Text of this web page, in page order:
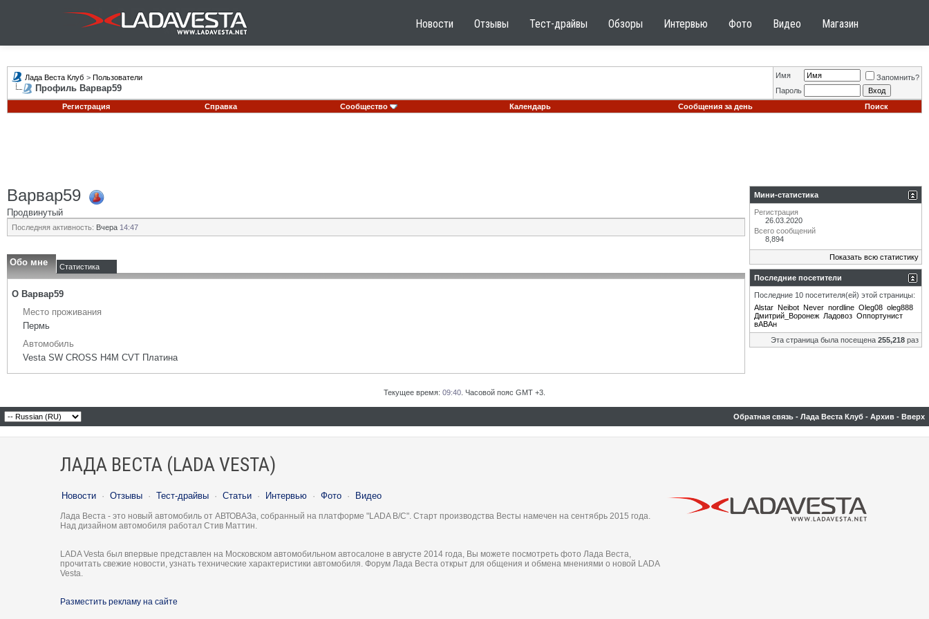
Новости Отзывы Тест-драйвы Обзоры Интервью Фото Видео Магазин
Лада Веста Клуб > Пользователи
Профиль Варвар59
Имя
Запомнить?
Пароль
Регистрация
Справка Сообщество Календарь Сообщения за день Поиск
Варвар59
Продвинутый
Последняя активность: Вчера 14:47
Обо мне Статистика
О Варвар59
Место проживания
Пермь
Автомобиль
Vesta SW CROSS H4M CVT Платина
Мини-статистика
Регистрация
26.03.2020
Всего сообщений
8,894
Показать всю статистику
Последние посетители
Последние 10 посетителя(ей) этой страницы:
Alstar Neibot Never nordline Oleg08 oleg888
Дмитрий_Воронеж Ладовоз Оппортунист
вАВАн
Эта страница была посещена 255,218 раз
Текущее время: 09:40 . Часовой пояс GMT +3.
Обратная связь - Лада Веста Клуб - Архив - Вверх
ЛАДА ВЕСТА (LADA VESTA)
Новости · Отзывы · Тест-драйвы · Статьи · Интервью · Фото · Видео
Лада Веста - это новый автомобиль от АВТОВАЗа, собранный на платформе "LADA B/C". Старт производства Весты намечен на сентябрь 2015 года.
Над дизайном автомобиля работал Стив Маттин.
LADA Vesta был впервые представлен на Московском автомобильном автосалоне в августе 2014 года, Вы можете посмотреть фото Лада Веста,
прочитать свежие новости, узнать технические характеристики автомобиля. Форум Лада Веста открыт для общения и обмена мнениями о новой LADA
Vesta.
Разместить рекламу на сайте